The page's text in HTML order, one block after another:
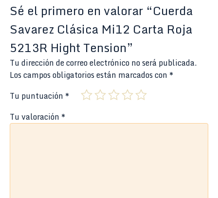
Sé el primero en valorar “Cuerda
Savarez Clásica Mi12 Carta Roja
5213R Hight Tension”
Tu dirección de correo electrónico no será publicada.
Los campos obligatorios están marcados con *
Tu puntuación *
Tu valoración *